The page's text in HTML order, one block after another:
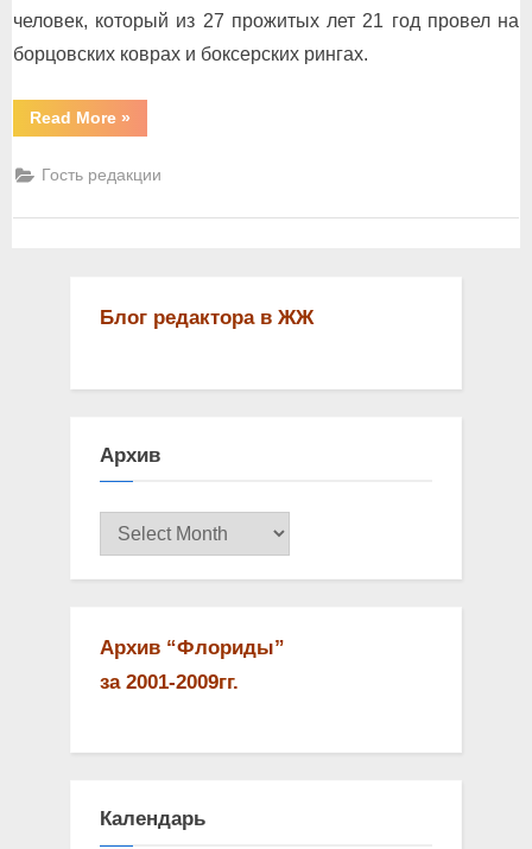
человек, который из 27 прожитых лет 21 год провел на
борцовских коврах и боксерских рингах.
Read More“Мурад
по
»
Гость редакции
Блог редактора в ЖЖ
Архив
Архив
Архив “Флориды”
за 2001-2009гг.
Календарь